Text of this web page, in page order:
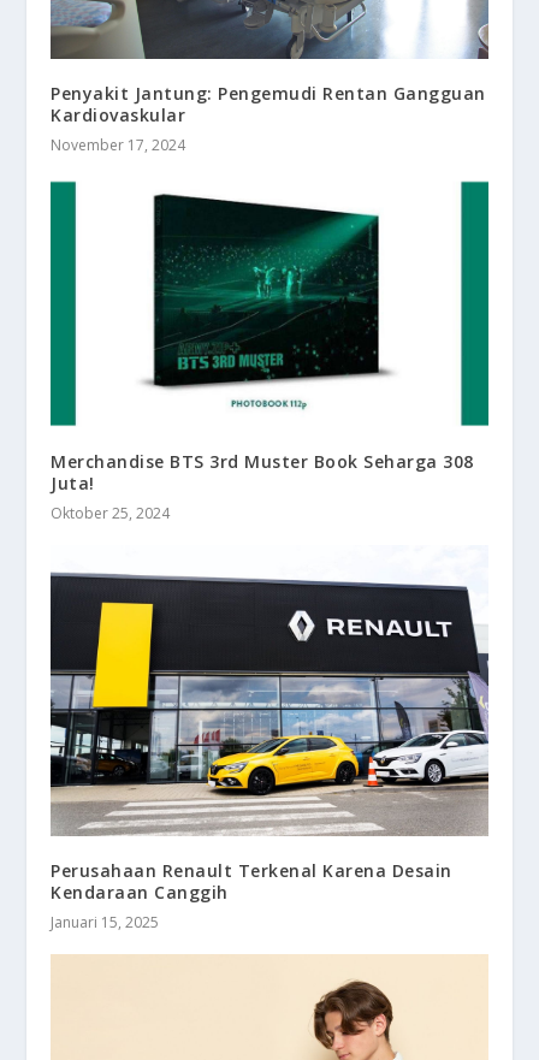
Penyakit Jantung: Pengemudi Rentan Gangguan
Kardiovaskular
November 17, 2024
Merchandise BTS 3rd Muster Book Seharga 308
Juta!
Oktober 25, 2024
Perusahaan Renault Terkenal Karena Desain
Kendaraan Canggih
Januari 15, 2025